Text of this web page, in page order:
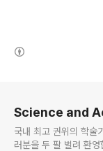
Science and
국내 최고 권위의 학술
러분을 두 팔 벌려 환